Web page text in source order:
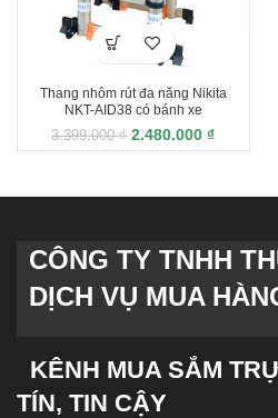
Thang nhôm rút đa năng Nikita
NKT-AID38 có bánh xe
3.399.000₫ 2.480.000 ₫
CÔNG TY TNHH
DỊCH VỤ MUA
KÊNH MUA SẮM
TÍN, TIN CẬY